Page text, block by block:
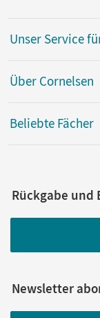
Unser Service
Über Cornelsen
Beliebte Fächer
Rückgabe und
Newsletter